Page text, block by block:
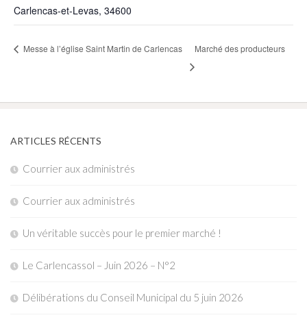
Carlencas-et-Levas, 34600
Messe à l’église Saint Martin de Carlencas Marché des producteurs
ARTICLES RÉCENTS
Courrier aux administrés
Courrier aux administrés
Un véritable succès pour le premier marché !
Le Carlencassol – Juin 2026 – N°2
Délibérations du Conseil Municipal du 5 juin 2026